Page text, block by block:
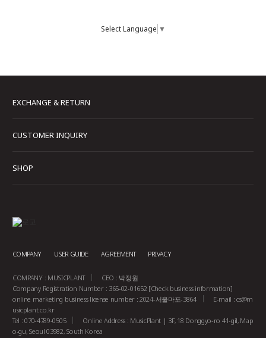
Select Language ▼
EXCHANGE & RETURN
CUSTOMER INQUIRY
SHOP
COMPANY USER GUIDE AGREEMENT PRIVACY
COMPANY : MUSICPLANT
CEO : 박정원
Company Registration Number : 365-02-01652 [Check business information]
online marketing business license number : 2024-서울마포-3864
E-mail :cs@m
usicplant.co.kr
Tel : 070-4789-0505
Online Address : MusicPlant | 3F, 18 Donggyo-ro 41-gil, Map
o-gu, Seoul 03982, South Korea